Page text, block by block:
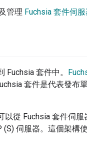
管理 Fuchsia 套件伺服
Fuchsia 套件中。
套件是代表發布
從 Fuchsia 套件伺
伺服器。這個架構